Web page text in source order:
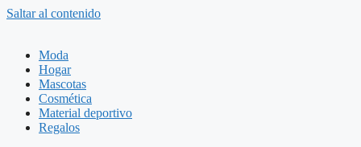
Saltar al contenido
Moda
Hogar
Mascotas
Cosmética
Material deportivo
Regalos